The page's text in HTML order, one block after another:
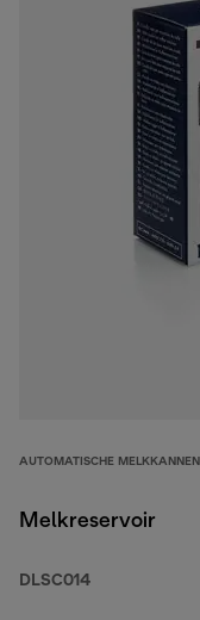
AUTOMATISCHE MELKKANNEN
Melkreservoir
DLSC014